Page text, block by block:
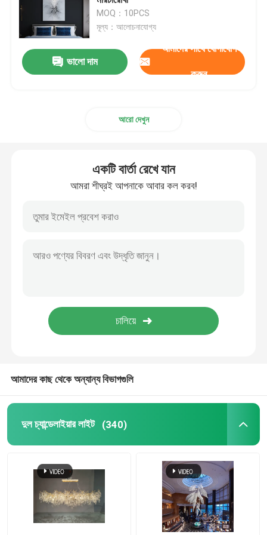
কাস্টম দুল লাইট
বড় ফোয়্যার চ্যান্ডেলিয়ার
লবি চ্যান্ডেলিয়ার
উচ্চ সিলিং চ্যান্ডেলিয়ার
প্রবেশদ্বার চ্যান্ডেলিয়ার
রেস্টুরেন্ট চ্যান্ডেলিয়ার
আধুনিক ক্রিস্টাল চ্যান্ডেলাইয়ার
ক্রিস্টাল মোমবাতি চ্যান্ডেলাইয়ার
আধুনিক ওয়াল ল্যাম্প
আধুনিক টেবিল ল্যাম্প
MOQ：10PCS
মূল্য：আলোচনাযোগ্য
ভালো দাম
আমাদের সাথে যোগাযোগ
করুন
আরো দেখুন
একটি বার্তা রেখে যান
আমরা শীঘ্রই আপনাকে আবার কল করব!
আমাদের কাছ থেকে অন্যান্য বিভাগগুলি
দুল চ্যান্ডেলাইয়ার লাইট (340)